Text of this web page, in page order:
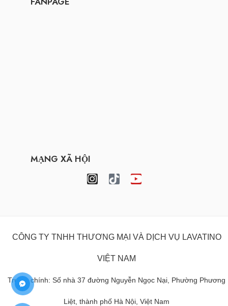
MẠNG XÃ HỘI
CÔNG TY TNHH THƯƠNG MẠI VÀ DỊCH VỤ LAVATINO
VIỆT NAM
Trụ sở chính: Số nhà 37 đường Nguyễn Ngọc Nại, Phường Phương
Liệt, thành phố Hà Nội, Việt Nam